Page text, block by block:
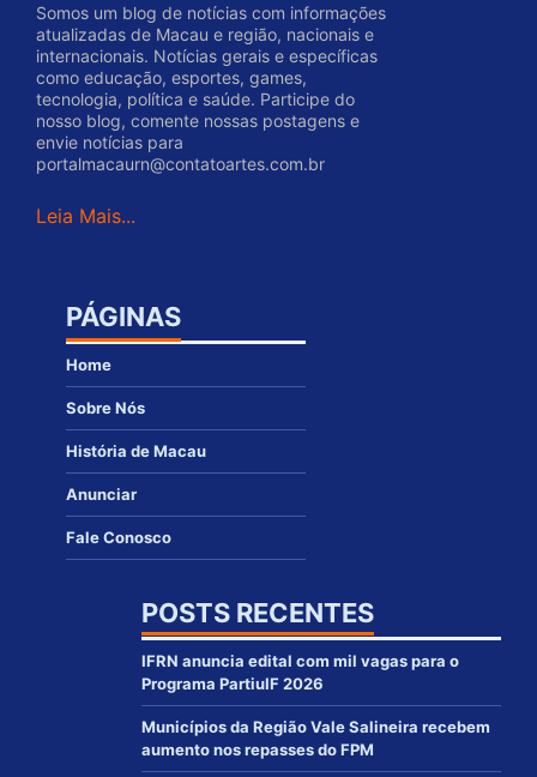
Somos um blog de notícias com informações
atualizadas de Macau e região, nacionais e
internacionais. Notícias gerais e específicas
como educação, esportes, games,
tecnologia, política e saúde. Participe do
nosso blog, comente nossas postagens e
envie notícias para
portalmacaurn@contatoartes.com.br
Leia Mais...
PÁGINAS
Home
Sobre Nós
História de Macau
Anunciar
Fale Conosco
POSTS RECENTES
IFRN anuncia edital com mil vagas para o
Programa PartiuIF 2026
Municípios da Região Vale Salineira recebem
aumento nos repasses do FPM